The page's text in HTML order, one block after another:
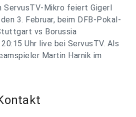
ServusTV-Mikro feiert Gigerl
3. Februar, beim DFB-Pokal-
vs Borussia
Uhr live bei ServusTV. Als
Martin Harnik im